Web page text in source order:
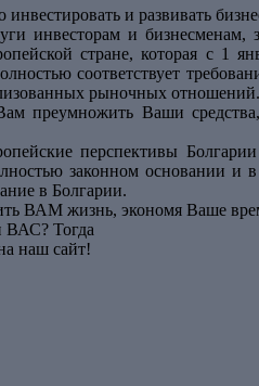
инвестировать и развивать
инвесторам и
стране, которая с 1
соответствует
рыночных отношений.
преумножить Ваши
перспективы
законном основании и
в Болгарии.
ВАМ жизнь, экономя Ваше
ВАС? Тогда
наш сайт!